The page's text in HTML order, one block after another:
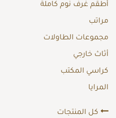
أطقم غرف نوم كاملة
مراتب
مجموعات الطاولات
أثاث خارجي
كراسي المكتب
المرايا
كل المنتجات